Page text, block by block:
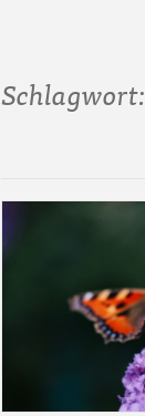
Schlagwort: